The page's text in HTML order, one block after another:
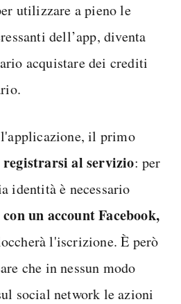
utilizzare a pieno le
dell’app, diventa
acquistare dei crediti
il primo
registrarsi al servizio: per
identità è necessario
un account Facebook,
l'iscrizione. È però
che in nessun modo
social network le azioni